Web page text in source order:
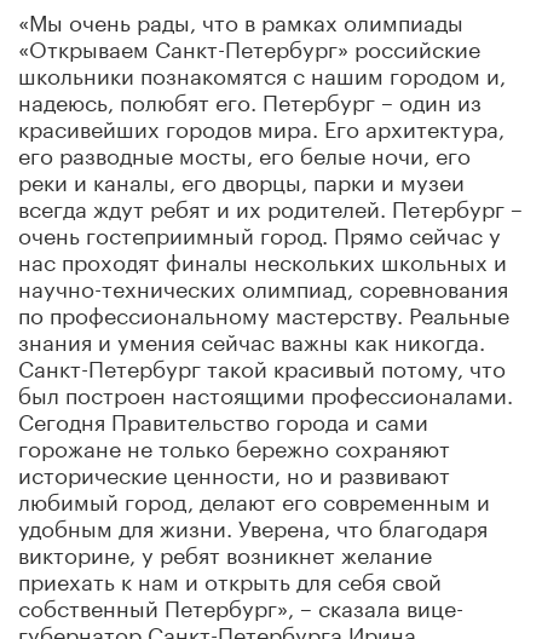
«Мы очень рады, что в рамках олимпиады
«Открываем Санкт-Петербург» российские
школьники познакомятся с нашим городом и,
надеюсь, полюбят его. Петербург – один из
красивейших городов мира. Его архитектура,
его разводные мосты, его белые ночи, его
реки и каналы, его дворцы, парки и музеи
всегда ждут ребят и их родителей. Петербург –
очень гостеприимный город. Прямо сейчас у
нас проходят финалы нескольких школьных и
научно-технических олимпиад, соревнования
по профессиональному мастерству. Реальные
знания и умения сейчас важны как никогда.
Санкт-Петербург такой красивый потому, что
был построен настоящими профессионалами.
Сегодня Правительство города и сами
горожане не только бережно сохраняют
исторические ценности, но и развивают
любимый город, делают его современным и
удобным для жизни. Уверена, что благодаря
викторине, у ребят возникнет желание
приехать к нам и открыть для себя свой
собственный Петербург», – сказала вице-
губернатор Санкт-Петербурга Ирина